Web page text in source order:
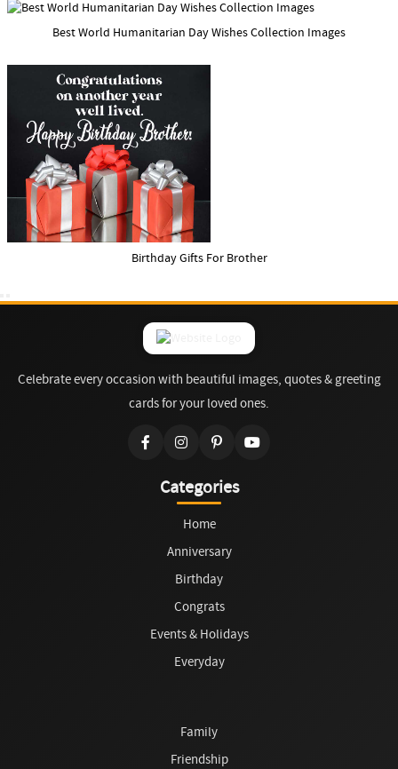
Best World Humanitarian Day Wishes Collection Images
Birthday Gifts For Brother
Celebrate every occasion with beautiful images, quotes & greeting
cards for your loved ones.
Categories
Home
Anniversary
Birthday
Congrats
Events & Holidays
Everyday
Family
Friendship